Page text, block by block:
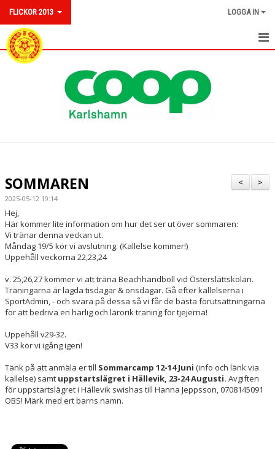
FLICKOR 2013 LOGGA IN
TRUPPEN
>
<
SOMMAREN
2025-05-12 19:14
Hej,
Här kommer lite information om hur det ser ut över sommaren:
Vi tränar denna veckan ut.
Måndag 19/5 kör vi avslutning. (Kallelse kommer!)
Uppehåll veckorna 22,23,24
v. 25,26,27 kommer vi att träna Beachhandboll vid Österslättskolan.
Träningarna är lagda tisdagar & onsdagar. Gå efter kallelserna i
SportAdmin, - och svara på dessa så vi får de bästa förutsättningarna
för att bedriva en härlig och lärorik träning för tjejerna!
Uppehåll v29-32.
V33 kör vi igång igen!
Tänk på att anmäla er till Sommarcamp 12-14 Juni (info och länk via
kallelse) samt uppstartslägret i Hällevik, 23-24 Augusti. Avgiften
för uppstartslägret i Hällevik swishas till Hanna Jeppsson, 0708145091
OBS! Märk med ert barns namn.